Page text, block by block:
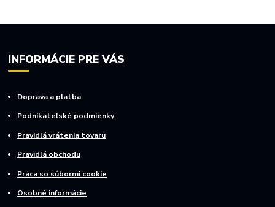
INFORMÁCIE PRE VÁS
Doprava a platba
Podnikateľské podmienky
Pravidlá vrátenia tovaru
Pravidlá obchodu
Práca so súbormi cookie
Osobné informácie